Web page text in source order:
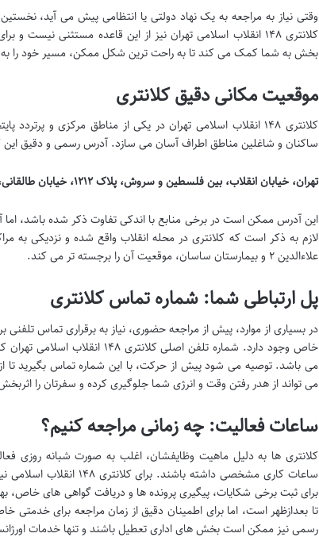
وقتی نیاز به مراجعه به یک نهاد دولتی یا انتظامی پیش می آید،
کلانتری ۱۴۸ انقلاب اسلامی تهران نیز از این قاعده مستثنی
بخش به شما کمک می کند تا به راحت ترین شکل ممکن، مسیر خود را به
موقعیت مکانی دقیق کلانتری
کلانتری ۱۴۸ انقلاب اسلامی تهران در یکی از مناطق مرکزی و
ساکنان و شاغلین مناطق اطراف آسان می سازد. آدرس رسمی و دقیق این
تهران، خیابان انقلاب، بین فلسطین و سروش، پلاک ۱۲۱۲، خیابان طالقانی، خیابان برادران مظفر، پلاک ۱۰۸۰،۵،۱.
این آدرس ممکن است در برخی منابع با اندکی تفاوت ذکر شده باشد، اما
لازم به ذکر است که کلانتری در محله انقلاب واقع شده و نزدیکی به
علاءالدین ۲ و بیمارستان ساسان، موقعیت آن را برجسته تر می کند.
پل ارتباطی شما: شماره تماس کلانتری
در بسیاری از موارد، پیش از مراجعه حضوری، نیاز به برقراری تماس تلفنی
خاص وجود دارد. شماره تلفن اصلی کلانتری ۱۴۸ انقلاب اسلامی تهران که برای پاسخگویی به مراجعین در نظر گرفته شده است،
می باشد. توصیه می شود پیش از حرکت، با این شماره تماس بگیرید تا
می تواند از هدر رفتن وقت و انرژی شما جلوگیری کرده و سفرتان را
ساعات فعالیت: چه زمانی مراجعه کنیم؟
کلانتری ها به دلیل ماهیت وظایفشان، اغلب به صورت شبانه
برای ثبت برخی شکایات، پیگیری پرونده ها و دریافت گواهی های خاص،
تا بعدازظهر است، اما برای اطمینان دقیق از زمان مراجعه برای
رسمی نیز ممکن است بخش های اداری تعطیل باشند و تنها خدمات